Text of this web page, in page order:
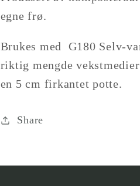
produkt
}}&quot;
pellets)
egne frø.
Brukes med G180 Selv-
riktig mengde
en 5 cm firkantet potte.
Share